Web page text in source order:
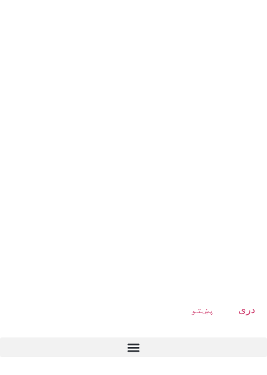
دری پښتو